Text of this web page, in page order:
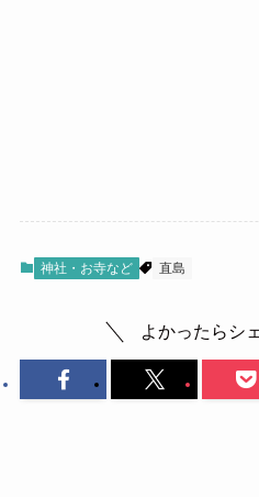
神社・お寺など 直島
よかったらシ